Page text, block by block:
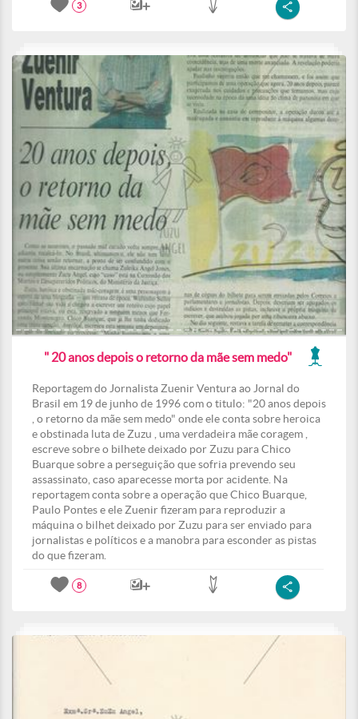
3
" 20 anos depois o retorno da mãe sem medo"
Reportagem do Jornalista Zuenir Ventura ao Jornal do
Brasil em 19 de junho de 1996 com o titulo: "20 anos depois
, o retorno da mãe sem medo" onde ele conta sobre heroica
e obstinada luta de Zuzu , uma verdadeira mãe coragem ,
escreve sobre o bilhete deixado por Zuzu para Chico
Buarque sobre a perseguição que sofria prevendo seu
assassinato, caso aparecesse morta por acidente. Na
reportagem conta sobre a operação que Chico Buarque,
Paulo Pontes e ele Zuenir fizeram para reproduzir a
máquina o bilhet deixado por Zuzu para ser enviado para
jornalistas e políticos e a manobra para esconder as pistas
do que fizeram.
8